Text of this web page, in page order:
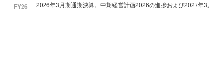
FY26 2026年3月期通期決算。中期経営計画2026の進捗および2027年3月